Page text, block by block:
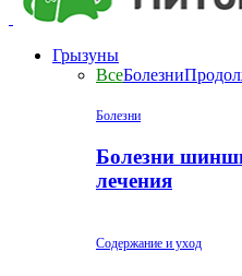
Грызуны
ВсеБолезни
Болезни
Болезни
лечения
Содержание и уход